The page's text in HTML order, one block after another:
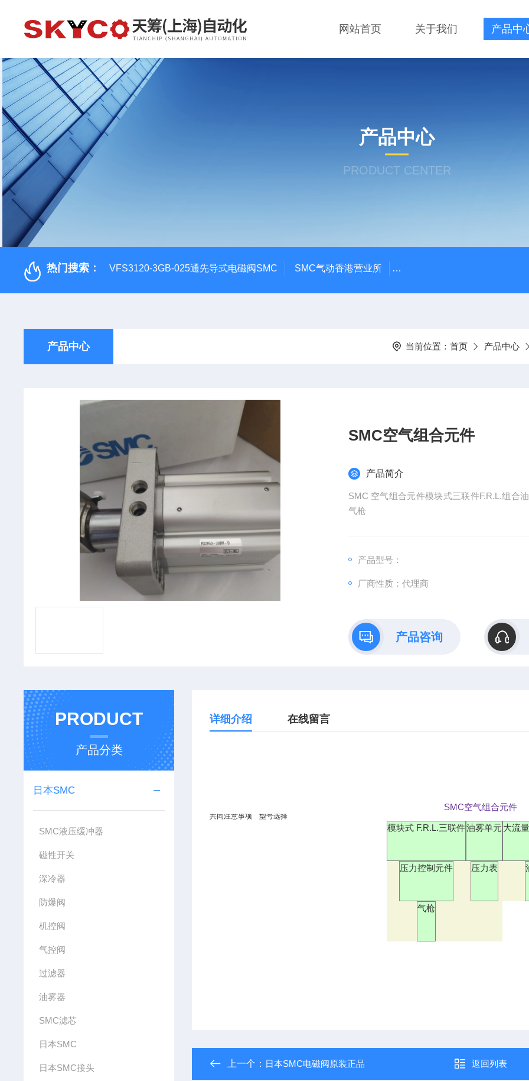
网站首页 关于我们 产品中
产品中心
PRODUCT CENTER
热门搜索： VFS3120-3GB-025通先导式电磁阀SMC SMC气动香港营业所 PAX1212-03SMC隔膜泵
产品中心 当前位置： 首页 产品中心
SMC空气组合元件
产品简介
SMC 空气组合元件模块式三联件F.R.L.组合
气枪
产品型号：
厂商性质：代理商
产品咨询
PRODUCT
产品分类
日本SMC
SMC液压缓冲器
磁性开关
深冷器
防爆阀
机控阀
气控阀
过滤器
油雾器
SMC滤芯
日本SMC
日本SMC接头
详细介绍 在线留言
SMC空气组合元件
共同注意事项 型号选择
模块式 F.R.L.三联件油雾单元大流
压力控制元件 压力表
气枪
上一个： 日本SMC电磁阀原装正品 返回列表